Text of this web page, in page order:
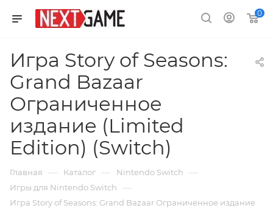
0
Игра Story of Seasons:
Grand Bazaar
Ограниченное
издание (Limited
Edition) (Switch)
Главная — Каталог — Nintendo Switch —
Игры для Nintendo Switch —
Игра Story of Seasons: Grand Bazaar Ограниченное издание